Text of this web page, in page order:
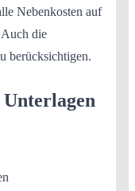
Nebenkosten auf
die
berücksichtigen.